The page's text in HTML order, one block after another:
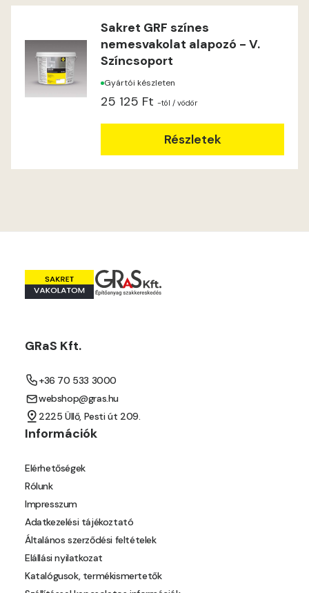
Lime E
Magnolia D
Magnolia E
Mandarin E
Mouse-grey E
Pumpkin E
Sakret GRF színes
nemesvakolat alapozó - V.
Színcsoport
Gyártói készleten
25 125 Ft -tól / vödör
Részletek
GRaS Kft.
+36 70 533 3000
webshop@gras.hu
2225 Üllő, Pesti út 209.
Információk
Elérhetőségek
Rólunk
Impresszum
Adatkezelési tájékoztató
Általános szerződési feltételek
Elállási nyilatkozat
Katalógusok, termékismertetők